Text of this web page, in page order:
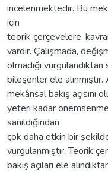
incelenmektedir. Bu
için
teorik çerçevelere,
vardır. Çalışmada,
olmadığı
bileşenler ele
mekânsal bakış
yeteri kadar
sanıldığından
çok daha etkin bir
vurgulanmıştır. Teorik
bakış açıları ele